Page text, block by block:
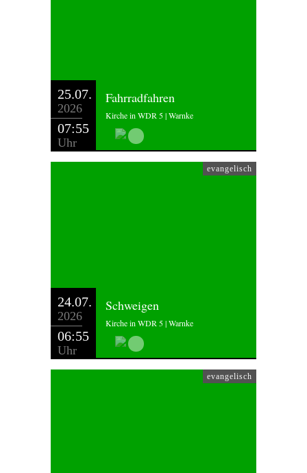
25.07.
2026
07:55
Uhr
Fahrradfahren
Kirche in WDR 5 | Warnke
evangelisch
24.07.
2026
06:55
Uhr
Schweigen
Kirche in WDR 5 | Warnke
evangelisch